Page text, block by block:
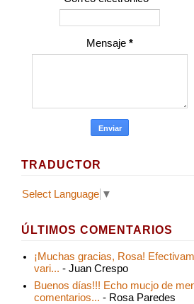
Mensaje *
TRADUCTOR
Select Language ▼
ÚLTIMOS COMENTARIOS
¡Muchas gracias, Rosa!
vari... - Juan Crespo
Buenos días!!! Echo mucjo de
comentarios... - Rosa Paredes